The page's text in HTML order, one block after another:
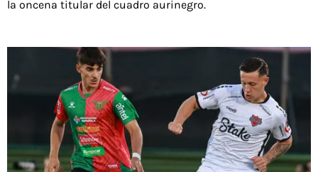
la oncena titular del cuadro aurinegro.